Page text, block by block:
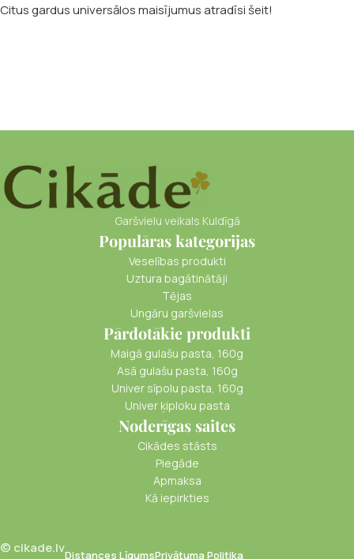
Citus gardus universālos maisījumus atradīsi šeit!
Garšvielu veikals Kuldīgā
Populāras kategorijas
Veselības produkti
Uztura bagātinātāji
Tējas
Ungāru garšvielas
Pārdotākie produkti
Maigā gulašu pasta, 160g
Asā gulašu pasta, 160g
Univer sīpolu pasta, 160g
Univer ķiploku pasta
Noderīgas saites
Cikādes stāsts
Piegāde
Apmaksa
Kā iepirkties
© cikade.lvDistances LīgumsPrivātuma Politika